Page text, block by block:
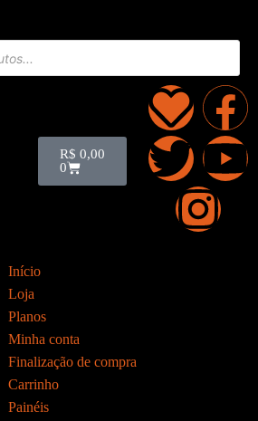
R$ 0,00
0
Início
Loja
Planos
Minha conta
Finalização de compra
Carrinho
Painéis